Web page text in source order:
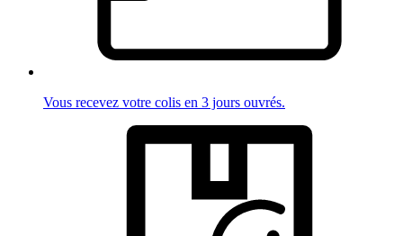
Vous recevez votre colis en 3 jours ouvrés.